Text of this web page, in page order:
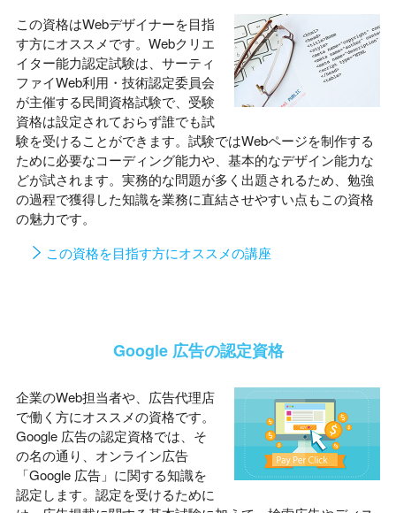
この資格はWebデザイナーを目指
す方にオススメです。Webクリエ
イター能力認定試験は、サーティ
ファイWeb利用・技術認定委員会
が主催する民間資格試験で、受験
資格は設定されておらず誰でも試
験を受けることができます。試験ではWebページを制作する
ために必要なコーディング能力や、基本的なデザイン能力な
どが試されます。実務的な問題が多く出題されるため、勉強
の過程で獲得した知識を業務に直結させやすい点もこの資格
の魅力です。
この資格を目指す方にオススメの講座
Google 広告の認定資格
企業のWeb担当者や、広告代理店
で働く方にオススメの資格です。
Google 広告の認定資格では、そ
の名の通り、オンライン広告
「Google 広告」に関する知識を
認定します。認定を受けるために